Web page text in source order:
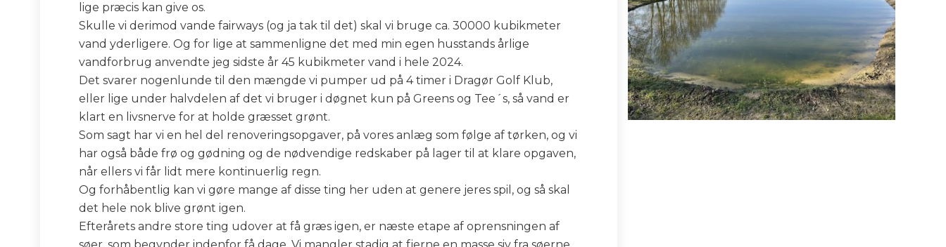
lige præcis kan give os.
Skulle vi derimod vande fairways (og ja tak til det) skal vi bruge ca. 30000 kubikmeter
vand yderligere. Og for lige at sammenligne det med min egen husstands årlige
vandforbrug anvendte jeg sidste år 45 kubikmeter vand i hele 2024.
Det svarer nogenlunde til den mængde vi pumper ud på 4 timer i Dragør Golf Klub,
eller lige under halvdelen af det vi bruger i døgnet kun på Greens og Tee´s, så vand er
klart en livsnerve for at holde græsset grønt.
Som sagt har vi en hel del renoveringsopgaver, på vores anlæg som følge af tørken, og vi
har også både frø og gødning og de nødvendige redskaber på lager til at klare opgaven,
når ellers vi får lidt mere kontinuerlig regn.
Og forhåbentlig kan vi gøre mange af disse ting her uden at genere jeres spil, og så skal
det hele nok blive grønt igen.
Efterårets andre store ting udover at få græs igen, er næste etape af oprensningen af